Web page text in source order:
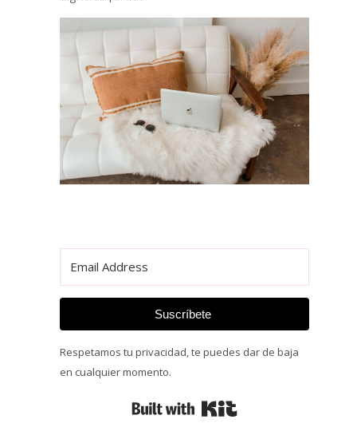
Suscríbete
Respetamos tu privacidad, te puedes dar de baja
en cualquier momento.